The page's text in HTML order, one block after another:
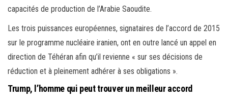
capacités de production de l’Arabie Saoudite.
Les trois puissances européennes, signataires de l’accord de 2015
sur le programme nucléaire iranien, ont en outre lancé un appel en
direction de Téhéran afin qu’il revienne « sur ses décisions de
réduction et à pleinement adhérer à ses obligations ».
Trump, l’homme qui peut trouver un meilleur accord